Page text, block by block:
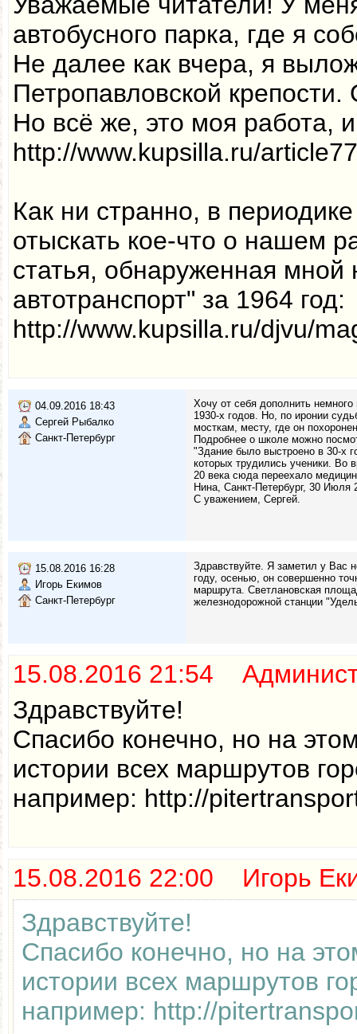
автобусного парка, где я
Не далее как вчера, я
Петропавловской
Но всё же, это моя работа,
http://www.kupsilla.ru/
Как ни странно, в
отыскать кое-что о нашем
статья, обнаруженная мной
автотранспорт" за 1964 год:
http://www.kupsilla.ru/djvu/
04.09.2016 18:43
Сергей Рыбалко
Санкт-Петербург
Хочу от себя дополнить
1930-х годов. Но, по иронии
мосткам, месту, где он
Подробнее о школе можно
"Здание было выстроено в 30-х
которых трудились ученики. Во
20 века сюда переехало
Нина, Санкт-Петербург, 30 Июля
С уважением, Сергей.
15.08.2016 16:28
Игорь Екимов
Санкт-Петербург
Здравствуйте. Я заметил у Вас
году, осенью, он совершенно
маршрута. Светлановская
железнодорожной станции
15.08.2016 21:54
Здравствуйте!
Спасибо конечно, но на
истории всех маршрутов
например: http://
15.08.2016 22:00 Игорь
Здравствуйте!
Спасибо конечно, но на
истории всех маршрутов
например: http://